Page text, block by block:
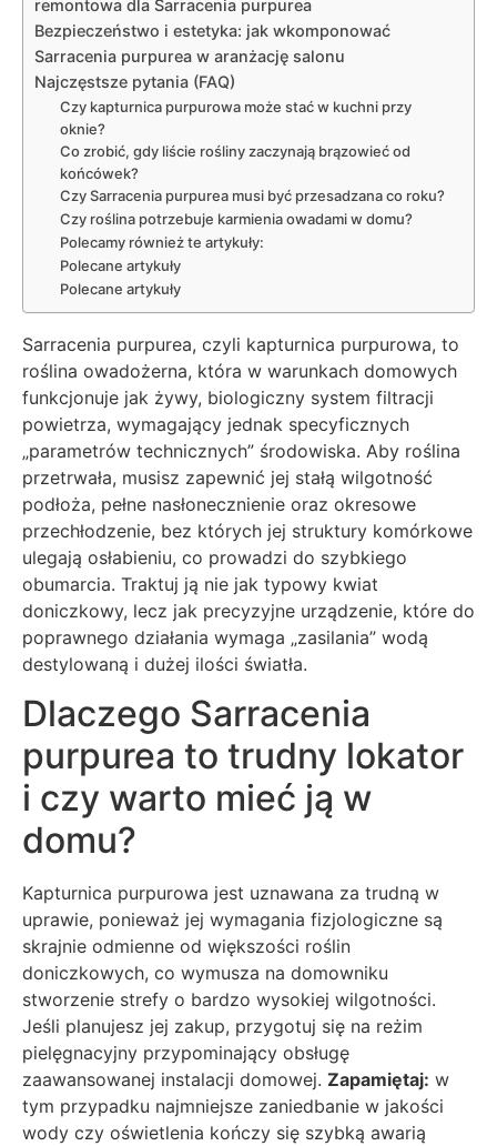
remontowa dla Sarracenia purpurea
Bezpieczeństwo i estetyka: jak wkomponować
Sarracenia purpurea w aranżację salonu
Najczęstsze pytania (FAQ)
Czy kapturnica purpurowa może stać w kuchni przy
oknie?
Co zrobić, gdy liście rośliny zaczynają brązowieć od
końcówek?
Czy Sarracenia purpurea musi być przesadzana co roku?
Czy roślina potrzebuje karmienia owadami w domu?
Polecamy również te artykuły:
Polecane artykuły
Polecane artykuły
Sarracenia purpurea, czyli kapturnica purpurowa, to
roślina owadożerna, która w warunkach domowych
funkcjonuje jak żywy, biologiczny system filtracji
powietrza, wymagający jednak specyficznych
„parametrów technicznych” środowiska. Aby roślina
przetrwała, musisz zapewnić jej stałą wilgotność
podłoża, pełne nasłonecznienie oraz okresowe
przechłodzenie, bez których jej struktury komórkowe
ulegają osłabieniu, co prowadzi do szybkiego
obumarcia. Traktuj ją nie jak typowy kwiat
doniczkowy, lecz jak precyzyjne urządzenie, które do
poprawnego działania wymaga „zasilania” wodą
destylowaną i dużej ilości światła.
Dlaczego Sarracenia
purpurea to trudny lokator
i czy warto mieć ją w
domu?
Kapturnica purpurowa jest uznawana za trudną w
uprawie, ponieważ jej wymagania fizjologiczne są
skrajnie odmienne od większości roślin
doniczkowych, co wymusza na domowniku
stworzenie strefy o bardzo wysokiej wilgotności.
Jeśli planujesz jej zakup, przygotuj się na reżim
pielęgnacyjny przypominający obsługę
zaawansowanej instalacji domowej. Zapamiętaj: w
tym przypadku najmniejsze zaniedbanie w jakości
wody czy oświetlenia kończy się szybką awarią